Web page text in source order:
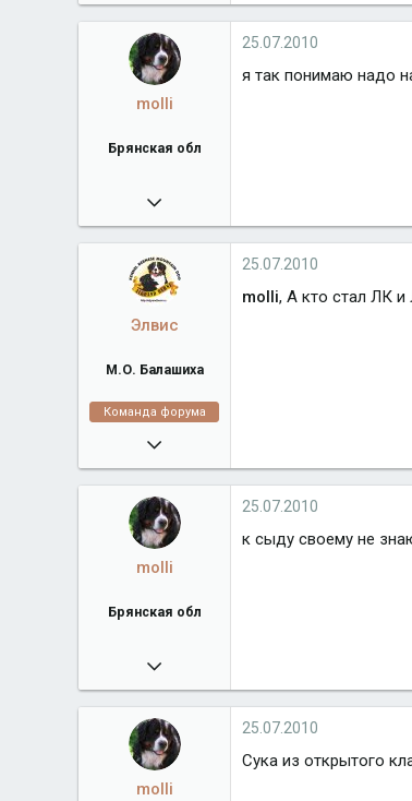
5 259
molli
Брянская обл
25.07.2010
5 259
25.07.2010
я так понимаю надо
Элвис
М.О. Балашиха
Команда форума
16.02.2008
38 918
Город
25.07.2010
molli, А кто стал ЛК и
molli
Брянская обл
25.07.2010
5 259
25.07.2010
к сыду своему не
molli
25.07.2010
Сука из открытого